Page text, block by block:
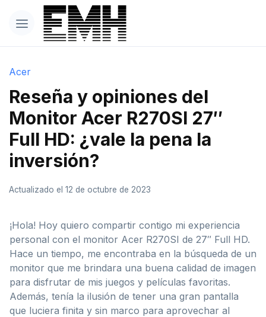
Acer
Reseña y opiniones del
Monitor Acer R270SI 27″
Full HD: ¿vale la pena la
inversión?
Actualizado el 12 de octubre de 2023
¡Hola! Hoy quiero compartir contigo mi experiencia
personal con el monitor Acer R270SI de 27″ Full HD.
Hace un tiempo, me encontraba en la búsqueda de un
monitor que me brindara una buena calidad de imagen
para disfrutar de mis juegos y películas favoritas.
Además, tenía la ilusión de tener una gran pantalla
que luciera finita y sin marco para aprovechar al